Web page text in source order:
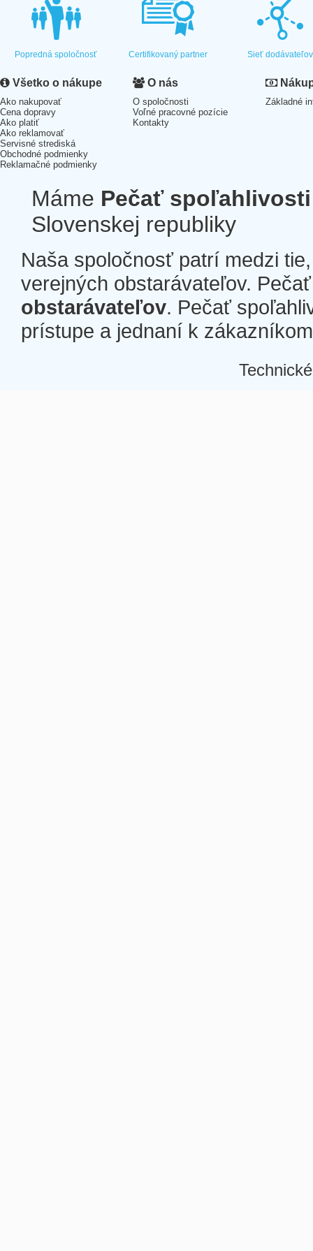
Popredná spoločnosť Certifikovaný partner Sieť dodávateľov
Všetko o nákupe
Ako nakupovať
Cena dopravy
Ako platiť
Ako reklamovať
Servisné strediská
Obchodné podmienky
Reklamačné podmienky
O nás
O spoločnosti
Voľné pracovné pozície
Kontakty
Základné
Máme Pečať spoľahlivosti
Slovenskej republiky
Naša spoločnosť patrí medzi
verejných obstarávateľov.
obstarávateľov. Pečať
prístupe a jednaní k